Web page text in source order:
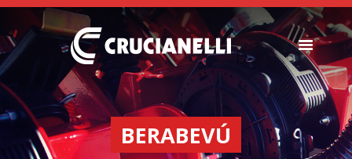
BERABEVÚ
SEMBRADORAS
FERTILIZADORAS
INSTITUCIONAL